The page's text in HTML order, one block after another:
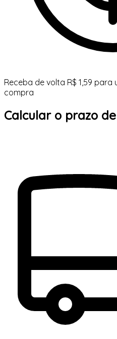
Receba de volta R$ 1,59
compra
Calcular o prazo